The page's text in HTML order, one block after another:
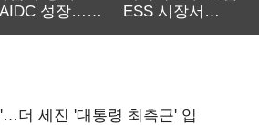
성장…
ESS 시장서
더 세진 '대통령 최측근' 입